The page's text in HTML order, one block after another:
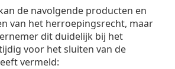
de navolgende producten en
van het herroepingsrecht, maar
dit duidelijk bij het
voor het sluiten van de
vermeld: